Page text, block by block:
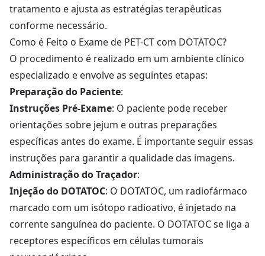
tratamento e ajusta as estratégias terapêuticas
conforme necessário.
Como é Feito o Exame de PET-CT com DOTATOC?
O procedimento é realizado em um ambiente clínico
especializado e envolve as seguintes etapas:
Preparação do Paciente:
Instruções Pré-Exame: O paciente pode receber
orientações sobre jejum e outras preparações
específicas antes do exame. É importante seguir essas
instruções para garantir a qualidade das imagens.
Administração do Traçador:
Injeção do DOTATOC: O DOTATOC, um radiofármaco
marcado com um isótopo radioativo, é injetado na
corrente sanguínea do paciente. O DOTATOC se liga a
receptores específicos em células tumorais